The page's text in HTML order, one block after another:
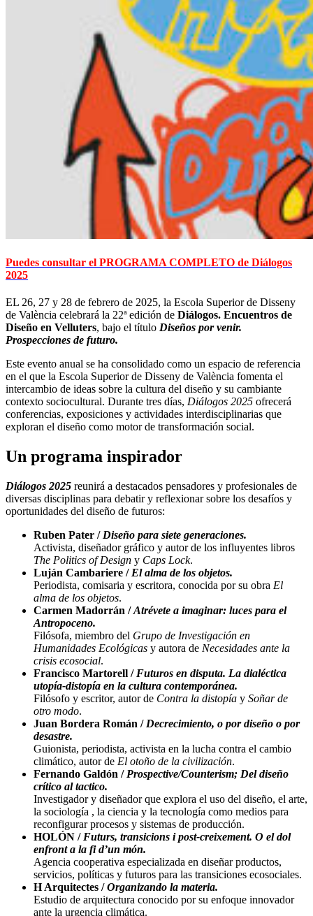
Puedes consultar el PROGRAMA COMPLETO de Diálogos
2025
EL 26, 27 y 28 de febrero de 2025, la Escola Superior de Disseny
de València celebrará la 22ª edición de Diálogos. Encuentros de
Diseño en Velluters, bajo el título Diseños por venir.
Prospecciones de futuro.
Este evento anual se ha consolidado como un espacio de referencia
en el que la Escola Superior de Disseny de València fomenta el
intercambio de ideas sobre la cultura del diseño y su cambiante
contexto sociocultural. Durante tres días, Diálogos 2025 ofrecerá
conferencias, exposiciones y actividades interdisciplinarias que
exploran el diseño como motor de transformación social.
Un programa inspirador
Diálogos 2025 reunirá a destacados pensadores y profesionales de
diversas disciplinas para debatir y reflexionar sobre los desafíos y
oportunidades del diseño de futuros:
Ruben Pater / Diseño para siete generaciones.
Activista, diseñador gráfico y autor de los influyentes libros
The Politics of Design y Caps Lock.
Luján Cambariere / El alma de los objetos.
Periodista, comisaria y escritora, conocida por su obra El
alma de los objetos.
Carmen Madorrán /Atrévete a imaginar: luces para el
Antropoceno.
Filósofa, miembro del Grupo de Investigación en
Humanidades Ecológicas y autora de Necesidades ante la
crisis ecosocial.
Francisco Martorell / Futuros en disputa. La dialéctica
utopía-distopía en la cultura contemporánea.
Filósofo y escritor, autor de Contra la distopía y Soñar de
otro modo.
Juan Bordera Román / Decrecimiento, o por diseño o por
desastre.
Guionista, periodista, activista en la lucha contra el cambio
climático, autor de El otoño de la civilización.
Fernando Galdón / Prospective/Counterism; Del diseño
crítico al tactico.
Investigador y diseñador que explora el uso del diseño, el arte,
la sociología , la ciencia y la tecnología como medios para
reconfigurar procesos y sistemas de producción.
HOLÓN /Futurs, transicions i post-creixement. O el dol
enfront a la fi d’un món.
Agencia cooperativa especializada en diseñar productos,
servicios, políticas y futuros para las transiciones ecosociales.
H Arquitectes /Organizando la materia.
Estudio de arquitectura conocido por su enfoque innovador
ante la urgencia climática.